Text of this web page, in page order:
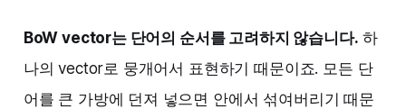
BoW vector는 단어의 순서를 고려하지 않습니다. 하
나의 vector로 뭉개어서 표현하기 때문이죠. 모든 단
어를 큰 가방에 던져 넣으면 안에서 섞여버리기 때문